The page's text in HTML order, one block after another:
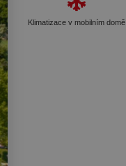
Klimatizace v mobilním domě